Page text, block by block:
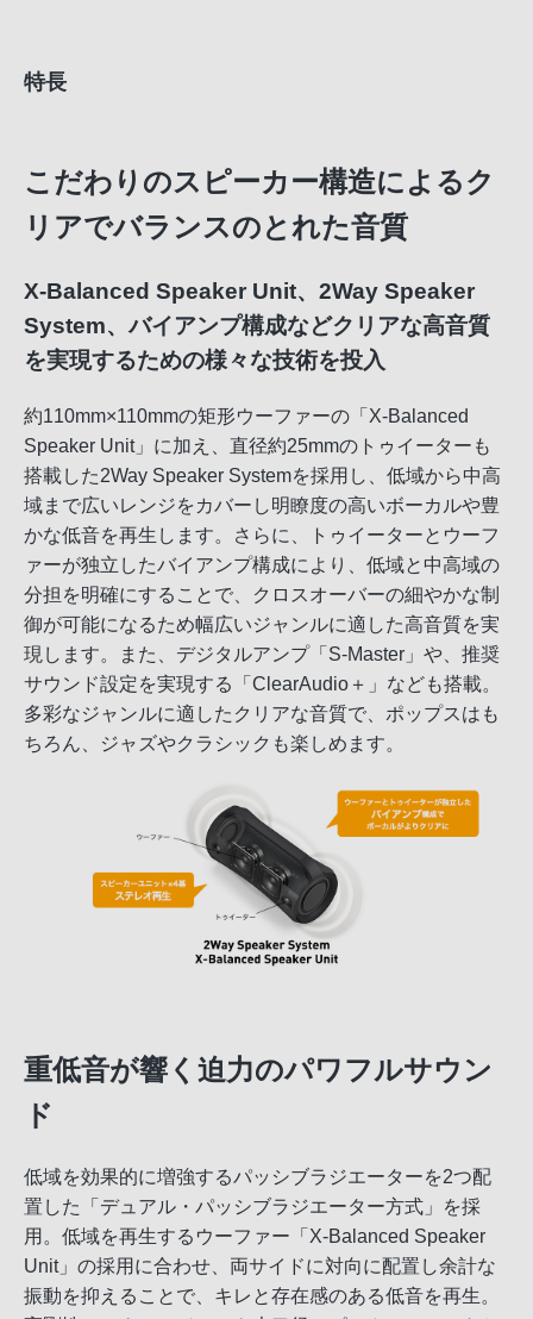
特長
こだわりのスピーカー構造によるク
リアでバランスのとれた音質
X-Balanced Speaker Unit、2Way Speaker
System、バイアンプ構成などクリアな高音質
を実現するための様々な技術を投入
約110mm×110mmの矩形ウーファーの「X-Balanced
Speaker Unit」に加え、直径約25mmのトゥイーターも
搭載した2Way Speaker Systemを採用し、低域から中高
域まで広いレンジをカバーし明瞭度の高いボーカルや豊
かな低音を再生します。さらに、トゥイーターとウーフ
ァーが独立したバイアンプ構成により、低域と中高域の
分担を明確にすることで、クロスオーバーの細やかな制
御が可能になるため幅広いジャンルに適した高音質を実
現します。また、デジタルアンプ「S-Master」や、推奨
サウンド設定を実現する「ClearAudio＋」なども搭載。
多彩なジャンルに適したクリアな音質で、ポップスはも
ちろん、ジャズやクラシックも楽しめます。
重低音が響く迫力のパワフルサウン
ド
低域を効果的に増強するパッシブラジエーターを2つ配
置した「デュアル・パッシブラジエーター方式」を採
用。低域を再生するウーファー「X-Balanced Speaker
Unit」の採用に合わせ、両サイドに対向に配置し余計な
振動を抑えることで、キレと存在感のある低音を再生。